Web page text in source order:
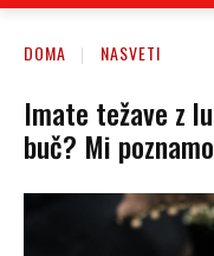
DOMA NASVETI
Imate težave z
buč? Mi